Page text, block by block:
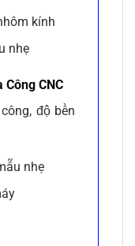
kính
nhẹ
Công CNC
độ bền
nhẹ